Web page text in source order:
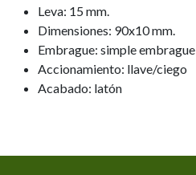
Leva: 15 mm.
Dimensiones: 90x10 mm.
Embrague: simple embrague
Accionamiento: llave/ciego
Acabado: latón